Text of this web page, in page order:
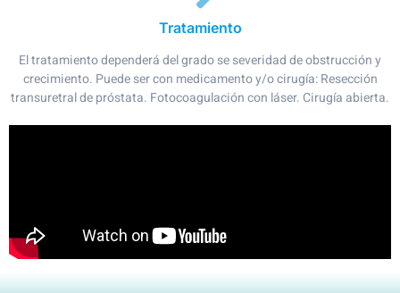
Tratamiento
El tratamiento dependerá del grado se severidad de obstrucción y
crecimiento. Puede ser con medicamento y/o cirugía: Resección
transuretral de próstata. Fotocoagulación con láser. Cirugía abierta.